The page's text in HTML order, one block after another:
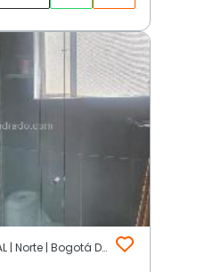
REFUGIO CHICO CENTRAL | Norte | Bogotá D.C.